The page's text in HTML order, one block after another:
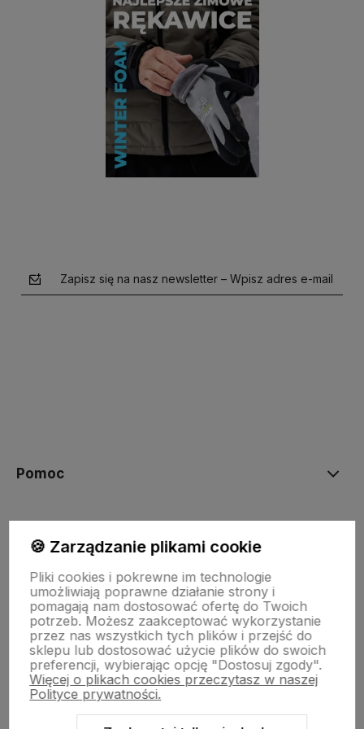
Zapisz się na nasz newsletter – Wpisz adres e-mail
Pomoc
Płatności i dostawa
Informacje
O nas
🍪 Zarządzanie plikami cookie
Pliki cookies i pokrewne im technologie
umożliwiają poprawne działanie strony i
pomagają nam dostosować ofertę do Twoich
potrzeb. Możesz zaakceptować wykorzystanie
przez nas wszystkich tych plików i przejść do
sklepu lub dostosować użycie plików do swoich
preferencji, wybierając opcję "Dostosuj zgody".
Więcej o plikach cookies przeczytasz w naszej
Polityce prywatności.